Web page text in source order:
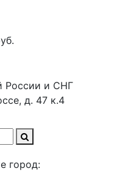
России и СНГ
д. 47 к.4
город: